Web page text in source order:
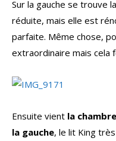
Sur la gauche se trouve
réduite, mais elle est
parfaite. Même chose,
extraordinaire mais cela
Ensuite vient la
la gauche, le lit King